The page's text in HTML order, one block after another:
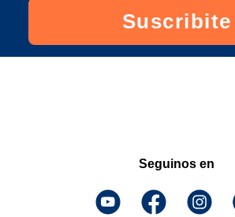
Suscribite
Seguinos en